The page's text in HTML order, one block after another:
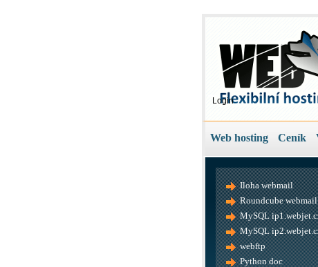
Login
Web hosting Ceník
Iloha webmail
Roundcube webmail
MySQL
MySQL
webftp
Python doc